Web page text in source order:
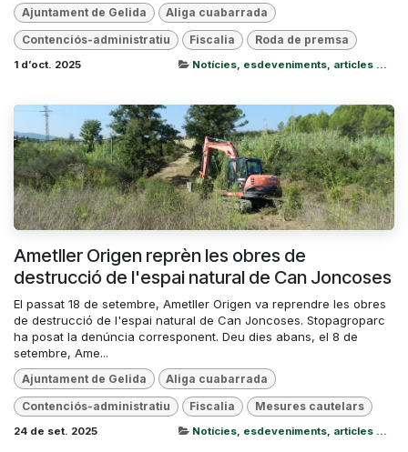
Ajuntament de Gelida Aliga cuabarrada
Contenciós-administratiu Fiscalia Roda de premsa
1 d’oct. 2025 Notícies, esdeveniments, articles ...
Ametller Origen reprèn les obres de
destrucció de l'espai natural de Can Joncoses
El passat 18 de setembre, Ametller Origen va reprendre les obres
de destrucció de l'espai natural de Can Joncoses. Stopagroparc
ha posat la denúncia corresponent. Deu dies abans, el 8 de
setembre, Ame...
Ajuntament de Gelida Aliga cuabarrada
Contenciós-administratiu Fiscalia Mesures cautelars
24 de set. 2025 Notícies, esdeveniments, articles ...